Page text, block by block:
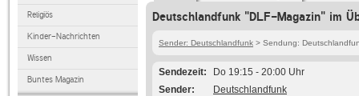
Religiös
Kinder-Nachrichten
Wissen
Buntes Magazin
Deutschlandfunk "DLF-Magazin" im
Sender: Deutschlandfunk > Sendung:
Sendezeit
Do 19:15 - 20:00 Uhr
Sender
Deutschlandfunk